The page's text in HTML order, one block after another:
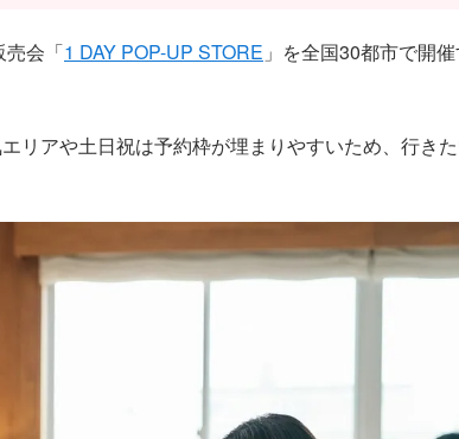
売会「1 DAY POP-UP STORE 」を全国30都市で開
リアや土日祝は予約枠が埋まりやすいため、行き